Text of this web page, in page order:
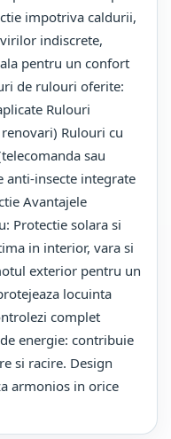
impotriva caldurii,
indiscrete,
pentru un confort
de rulouri oferite:
Rulouri
Rulouri cu
sau
anti-insecte integrate
Avantajele
Protectie solara si
in interior, vara si
exterior pentru un
locuinta
complet
energie: contribuie
si racire. Design
armonios in orice